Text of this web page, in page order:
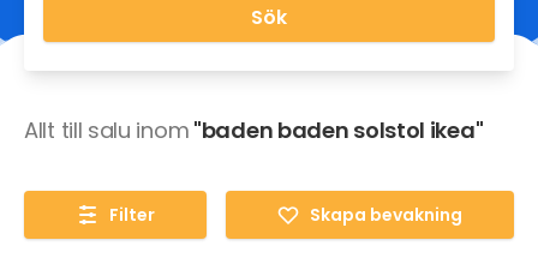
Sök
Allt till salu inom "baden baden solstol ikea"
Filter Skapa bevakning